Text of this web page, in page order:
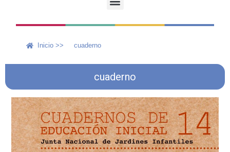
Inicio >> cuaderno
cuaderno